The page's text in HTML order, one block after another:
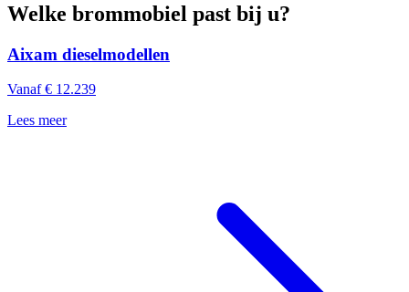
Welke brommobiel past bij u?
Aixam dieselmodellen
Vanaf € 12.239
Lees meer